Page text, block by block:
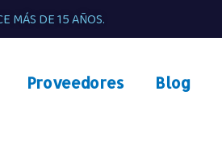
MÁS DE 15 AÑOS.
Proveedores Blog